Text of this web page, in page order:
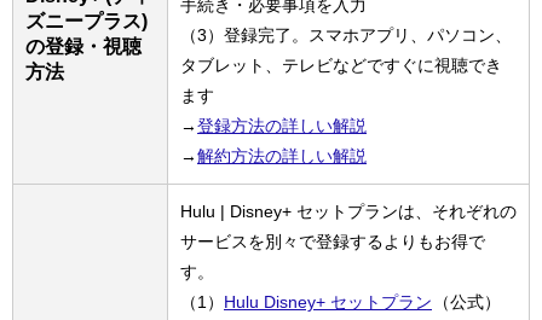
ズニープラス)
の登録・視聴
方法
手続き・必要事項を入力
（3）登録完了。スマホアプリ、パソコン、
タブレット、テレビなどですぐに視聴でき
ます
→登録方法の詳しい解説
→解約方法の詳しい解説
Hulu | Disney+ セットプランは、それぞれの
サービスを別々で登録するよりもお得で
す。
（1） Hulu Disney+ セットプラン
（公式）